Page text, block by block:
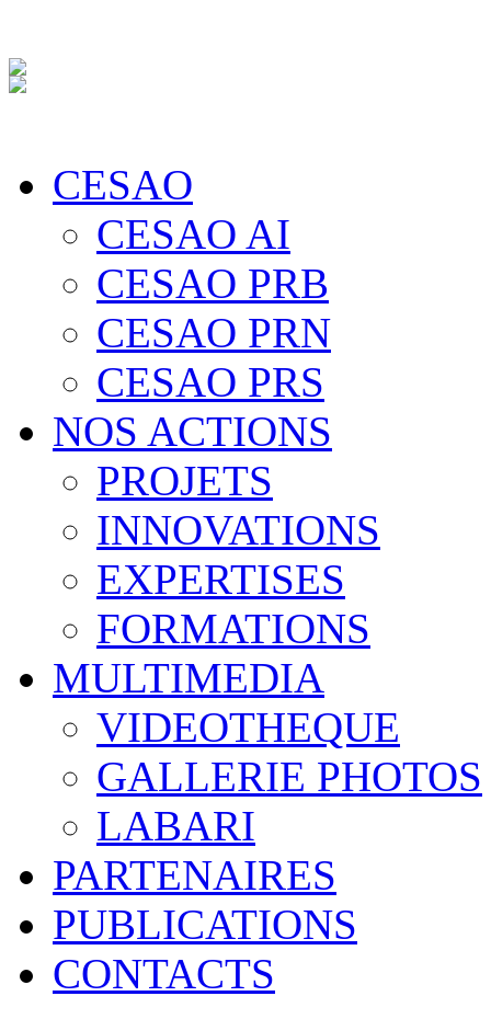
CESAO
CESAO AI
CESAO PRB
CESAO PRN
CESAO PRS
NOS ACTIONS
PROJETS
INNOVATIONS
EXPERTISES
FORMATIONS
MULTIMEDIA
VIDEOTHEQUE
GALLERIE PHOTOS
LABARI
PARTENAIRES
PUBLICATIONS
CONTACTS